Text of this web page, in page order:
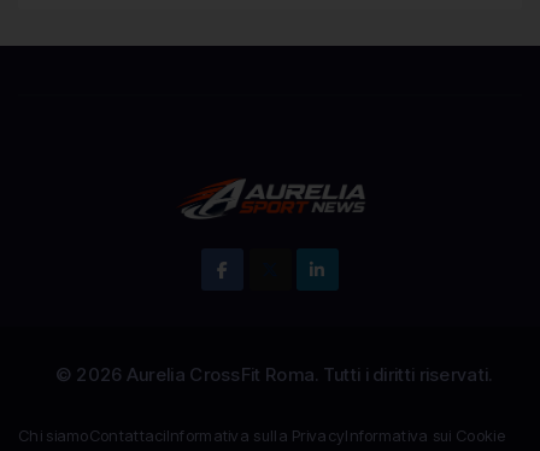
Chi siamoContattaciInformativa sulla PrivacyInformativa sui Cookie